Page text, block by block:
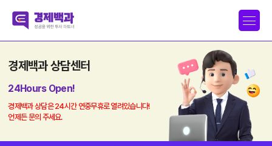
경제백과 상담센터
24Hours Open!
경제백과 상담은 24시간 연중무휴로 열려있습니다!
언제든 문의 주세요.